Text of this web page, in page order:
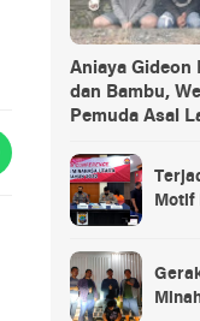
Aniaya Gideon
dan Bambu,
Pemuda Asal
Motif